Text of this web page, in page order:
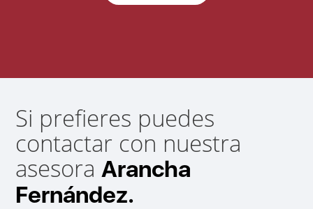
Si prefieres puedes
contactar con nuestra
asesoraArancha
Fernández.